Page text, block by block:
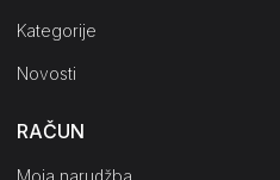
Kategorije
Novosti
RAČUN